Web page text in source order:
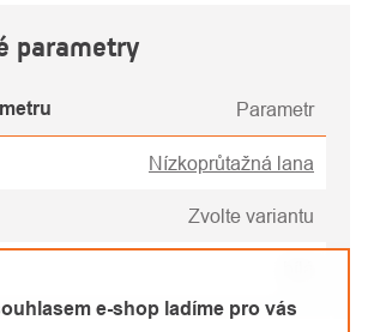
e-shop ladíme pro vás
parametry
Parametr
Nízkoprůtažná lana
Zvolte variantu